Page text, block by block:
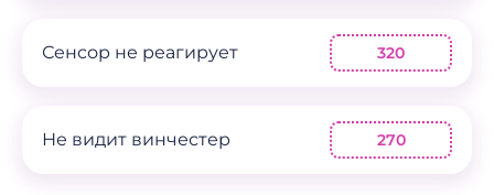
Сенсор не реагирует 320
Не видит винчестер 270